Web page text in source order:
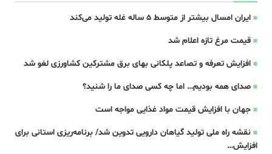
ایران امسال بیشتر از متوسط 5 ساله غله تولید می‌کند
قیمت مرغ تازه اعلام شد
افزایش تعرفه و تصاعد پلکانی بهای برق مشترکین کشاورزی لغو شد
صدای همه بودیم… اما چه کسی صدای ما را شنید؟
جهان با افزایش قیمت مواد غذایی مواجه است
نقشه راه ملی تولید گیاهان دارویی تدوین شد/ برنامه‌ریزی استانی برای
افزایش…